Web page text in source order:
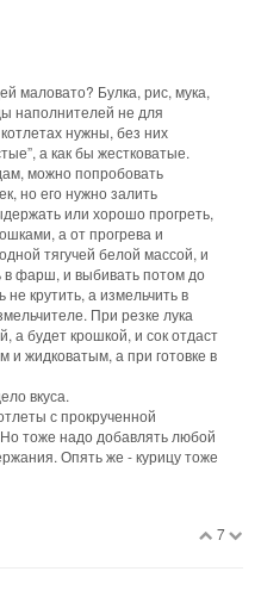
маловато? Булка, рис, мука,
наполнителей не для
нужны, без них
а как бы жестковатые.
можно попробовать
но его нужно залить
или хорошо прогреть,
а от прогрева и
тягучей белой массой, и
в фарш, и выбивать потом до
крутить, а измельчить в
При резке лука
а будет крошкой, и сок отдаст
жидковатым, а при готовке в
вкуса.
с прокрученной
тоже надо добавлять любой
Опять же - курицу тоже
7